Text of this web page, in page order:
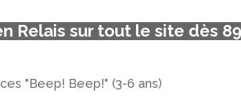
Relais sur tout le site dès
"Beep! Beep!" (3-6 ans)